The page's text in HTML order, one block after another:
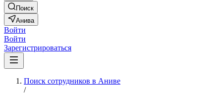
Поиск
Анива
Войти
Войти
Зарегистрироваться
Поиск сотрудников в Аниве
/